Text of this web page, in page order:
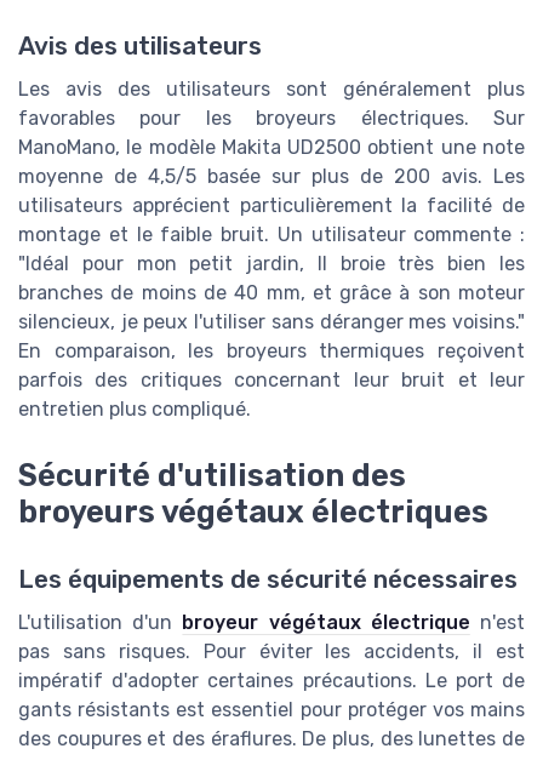
Avis des utilisateurs
Les avis des utilisateurs sont généralement plus
favorables pour les broyeurs électriques. Sur
ManoMano, le modèle Makita UD2500 obtient une note
moyenne de 4,5/5 basée sur plus de 200 avis. Les
utilisateurs apprécient particulièrement la facilité de
montage et le faible bruit. Un utilisateur commente :
"Idéal pour mon petit jardin, Il broie très bien les
branches de moins de 40 mm, et grâce à son moteur
silencieux, je peux l'utiliser sans déranger mes voisins."
En comparaison, les broyeurs thermiques reçoivent
parfois des critiques concernant leur bruit et leur
entretien plus compliqué.
Sécurité d'utilisation des
broyeurs végétaux électriques
Les équipements de sécurité nécessaires
L'utilisation d'un broyeur végétaux électrique n'est
pas sans risques. Pour éviter les accidents, il est
impératif d'adopter certaines précautions. Le port de
gants résistants est essentiel pour protéger vos mains
des coupures et des éraflures. De plus, des lunettes de